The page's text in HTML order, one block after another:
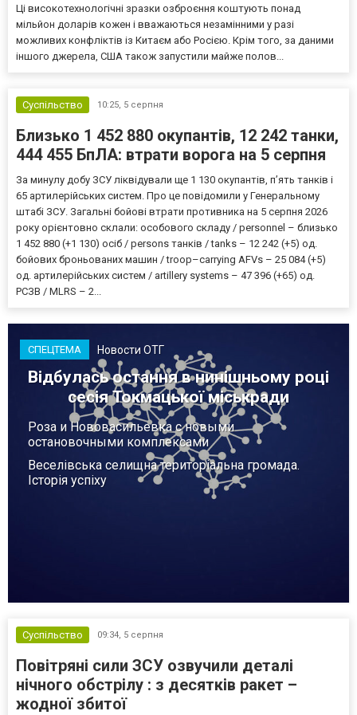
Ці високотехнологічні зразки озброєння коштують понад
мільйон доларів кожен і вважаються незамінними у разі
можливих конфліктів із Китаєм або Росією. Крім того, за даними
іншого джерела, США також запустили майже полов...
Суспільство 10:25, 5 серпня
Близько 1 452 880 окупантів, 12 242 танки,
444 455 БпЛА: втрати ворога на 5 серпня
За минулу добу ЗСУ ліквідували ще 1 130 окупантів, пʼять танків і
65 артилерійських систем. Про це повідомили у Генеральному
штабі ЗСУ. Загальні бойові втрати противника на 5 серпня 2026
року орієнтовно склали: особового складу / personnel – близько
1 452 880 (+1 130) осіб / persons танків / tanks – 12 242 (+5) од.
бойових броньованих машин / troop–carrying AFVs – 25 084 (+5)
од. артилерійських систем / artillery systems – 47 396 (+65) од.
РСЗВ / MLRS – 2...
СПЕЦТЕМА Новости ОТГ
Відбулась остання в нинішньому році
сесія Токмацької міськради
Роза и Нововасильевка с новыми
остановочными комплексами
Веселівська селищна територіальна громада.
Історія успіху
Суспільство 09:34, 5 серпня
Повітряні сили ЗСУ озвучили деталі
нічного обстрілу : з десятків ракет –
жодної збитої